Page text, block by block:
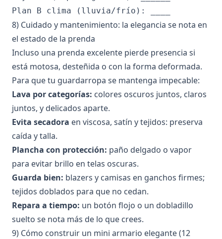
8) Cuidado y mantenimiento: la elegancia se nota en
el estado de la prenda
Incluso una prenda excelente pierde presencia si
está motosa, desteñida o con la forma deformada.
Para que tu guardarropa se mantenga impecable:
Lava por categorías: colores oscuros juntos, claros
juntos, y delicados aparte.
Evita secadora en viscosa, satín y tejidos: preserva
caída y talla.
Plancha con protección: paño delgado o vapor
para evitar brillo en telas oscuras.
Guarda bien: blazers y camisas en ganchos firmes;
tejidos doblados para que no cedan.
Repara a tiempo: un botón flojo o un dobladillo
suelto se nota más de lo que crees.
9) Cómo construir un mini armario elegante (12